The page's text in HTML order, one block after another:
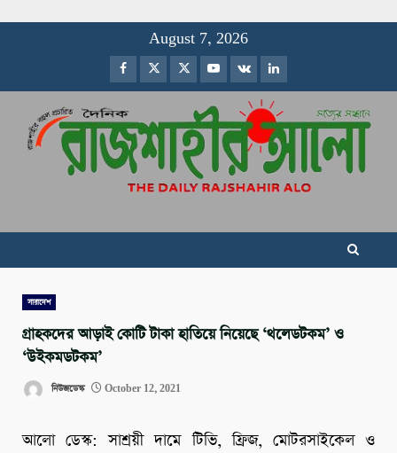
August 7, 2026
Facebook
TwitterInstagram
Youtube
VK LinkedIn
সারাদেশ
গ্রাহকদের আড়াই কোটি টাকা হাতিয়ে নিয়েছে ‘থলেডটকম’ ও
‘উইকমডটকম’
নিউজডেস্ক October 12, 2021
আলো ডেস্ক: সাশ্রয়ী দামে টিভি, ফ্রিজ, মোটরসাইকেল ও